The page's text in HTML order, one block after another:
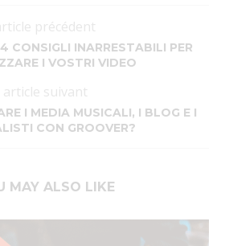
précédent
CONSIGLI INARRESTABILI PER
I VOSTRI VIDEO
article suivant
I MEDIA MUSICALI, I BLOG E I
CON GROOVER?
MAY ALSO LIKE